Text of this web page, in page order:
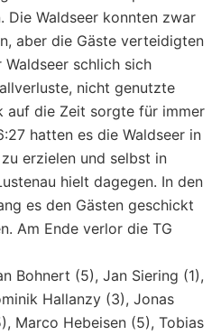
Die Waldseer konnten zwar
aber die Gäste verteidigten
Waldseer schlich sich
nicht genutzte
auf die Zeit sorgte für immer
hatten es die Waldseer in
erzielen und selbst in
hielt dagegen. In den
es den Gästen geschickt
Am Ende verlor die TG
Bohnert (5), Jan Siering (1),
Hallanzy (3), Jonas
Marco Hebeisen (5), Tobias